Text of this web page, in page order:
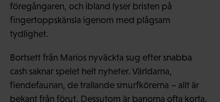
föregångaren, och ibland lyser bristen på
fingertoppskänsla igenom med plågsam
tydlighet.
Bortsett från Marios nyväckta sug efter snabba
cash saknar spelet helt nyheter. Världarna,
fiendefaunan, de trallande smurfkörerna – allt är
bekant från förut. Dessutom är banorna ofta korta,